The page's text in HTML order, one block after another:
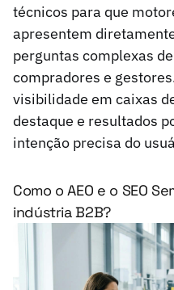
técnicos para que
apresentem
perguntas complexas
compradores e
visibilidade em caixas
destaque e resultados
intenção precisa do
Como o AEO e o SEO
indústria B2B?